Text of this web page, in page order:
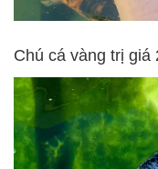
Chú cá vàng trị giá